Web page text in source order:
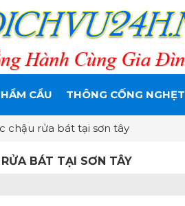
CẦU THÔNG CỐNG NGHẸT
chậu rửa bát tại sơn tây
BÁT TẠI SƠN TÂY